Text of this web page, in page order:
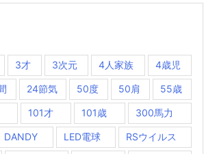
3才 3次元 4人家族 4歳児
24節気 50度 50肩 55歳
101才 101歳 300馬力
DANDY LED電球 RSウイルス